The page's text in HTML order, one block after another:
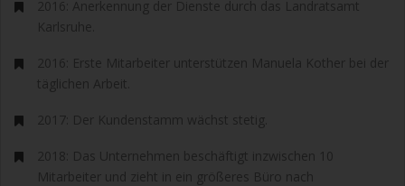
2016: Anerkennung der Dienste durch das Landratsamt
Karlsruhe.
2016: Erste Mitarbeiter unter­stützen Manuela Kother bei der
täglichen Arbeit.
2017: Der Kunden­stamm wächst stetig.
2018: Das Unternehmen beschäftigt inzwischen 10
Mitarbeiter und zieht in ein größeres Büro nach